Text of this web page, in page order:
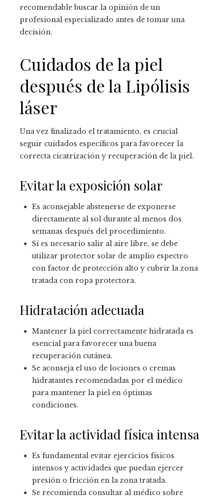
recomendable buscar la opinión de un
profesional especializado antes de tomar una
decisión.
Cuidados de la piel
después de la Lipólisis
láser
Una vez finalizado el tratamiento, es crucial
seguir cuidados específicos para favorecer la
correcta cicatrización y recuperación de la piel.
Evitar la exposición solar
Es aconsejable abstenerse de exponerse
directamente al sol durante al menos dos
semanas después del procedimiento.
Si es necesario salir al aire libre, se debe
utilizar protector solar de amplio espectro
con factor de protección alto y cubrir la zona
tratada con ropa protectora.
Hidratación adecuada
Mantener la piel correctamente hidratada es
esencial para favorecer una buena
recuperación cutánea.
Se aconseja el uso de lociones o cremas
hidratantes recomendadas por el médico
para mantener la piel en óptimas
condiciones.
Evitar la actividad física intensa
Es fundamental evitar ejercicios físicos
intensos y actividades que puedan ejercer
presión o fricción en la zona tratada.
Se recomienda consultar al médico sobre